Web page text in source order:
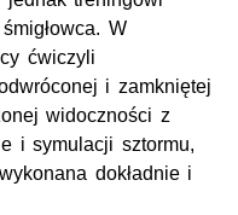
W
ćwiczyli
i zamkniętej
widoczności z
i symulacji sztormu,
dokładnie i